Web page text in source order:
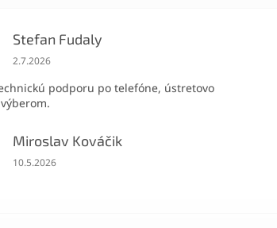
Stefan Fudaly
Hodnotenie obchodu je 5 z 5 hviezdičiek.
2.7.2026
podporu po telefóne, ústretovo
Miroslav Kováčik
Hodnotenie obchodu je 5 z 5 hviezdičiek.
10.5.2026